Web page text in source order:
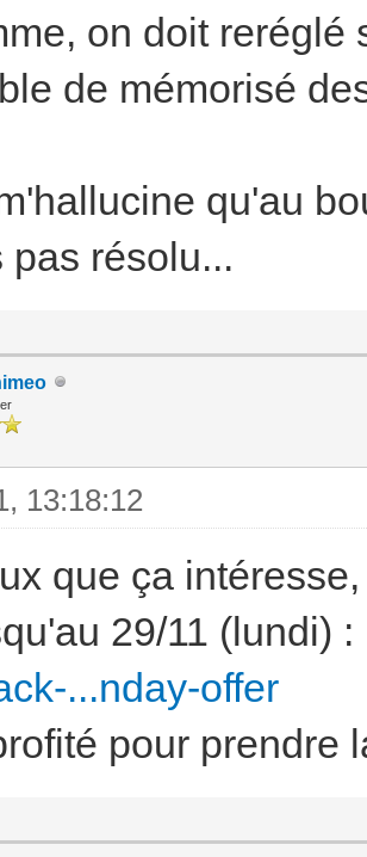
on doit
de mémorisé
qu'au
pas résolu...
13:18:12
que ça
29/11 (lundi) :
...nday-offer
pour prendre